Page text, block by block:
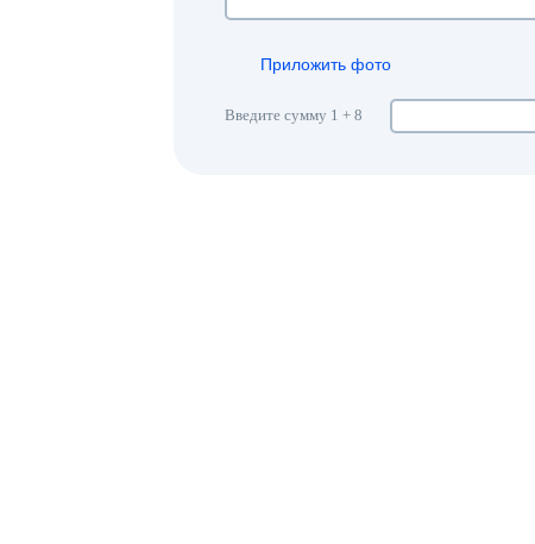
Приложить фото
Введите сумму 1 + 8